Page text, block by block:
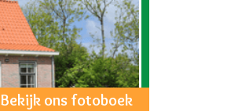
Bekijk ons fotoboek